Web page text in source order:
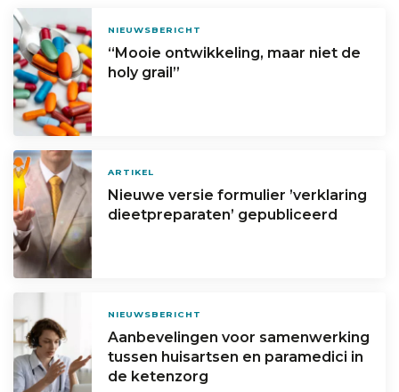
NIEUWSBERICHT
“Mooie ontwikkeling, maar niet de
holy grail”
ARTIKEL
Nieuwe versie formulier ’verklaring
dieetpreparaten’ gepubliceerd
NIEUWSBERICHT
Aanbevelingen voor samenwerking
tussen huisartsen en paramedici in
de ketenzorg